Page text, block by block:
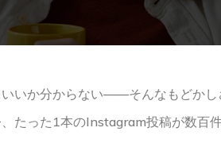
いいか分からない——そんなもどかし
たった1本のInstagram投稿が数百